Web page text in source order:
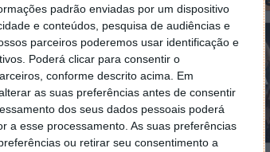
padrão enviadas por um dispositivo
e conteúdos, pesquisa de audiências e
parceiros poderemos usar identificação e
Poderá clicar para consentir o
conforme descrito acima. Em
as suas preferências antes de consentir
dos seus dados pessoais poderá
a esse processamento. As suas preferências
ou retirar seu consentimento a